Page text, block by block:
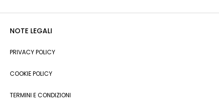
NOTE LEGALI
PRIVACY POLICY
COOKIE POLICY
TERMINI E CONDIZIONI